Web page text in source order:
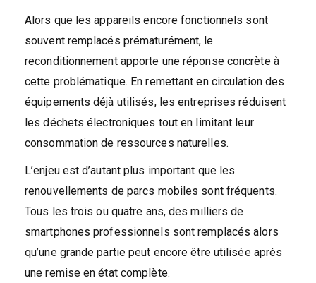
Alors que les appareils encore fonctionnels sont
souvent remplacés prématurément, le
reconditionnement apporte une réponse concrète à
cette problématique. En remettant en circulation des
équipements déjà utilisés, les entreprises réduisent
les déchets électroniques tout en limitant leur
consommation de ressources naturelles.
L’enjeu est d’autant plus important que les
renouvellements de parcs mobiles sont fréquents.
Tous les trois ou quatre ans, des milliers de
smartphones professionnels sont remplacés alors
qu’une grande partie peut encore être utilisée après
une remise en état complète.